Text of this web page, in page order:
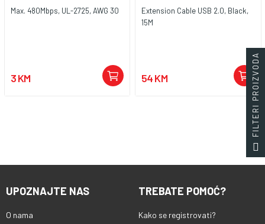
Max. 480Mbps, UL-2725, AWG 30
3 KM
Extension Cable USB 2.0, Black,
15M
54 KM
UPOZNAJTE NAS
O nama
TREBATE POMOĆ?
Kako se registrovati?
FILTERI PROIZVODA